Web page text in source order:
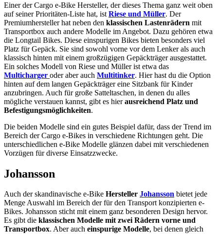
Einer der Cargo e-Bike Hersteller, der dieses Thema ganz weit oben
auf seiner Prioritäten-Liste hat, ist Riese und Müller. Der
Premiumhersteller hat neben den klassischen Lastenrädern mit
Transportbox auch andere Modelle im Angebot. Dazu gehören etwa
die Longtail Bikes. Diese einspurigen Bikes bieten besonders viel
Platz für Gepäck. Sie sind sowohl vorne vor dem Lenker als auch
klassisch hinten mit einem großzügigen Gepäckträger ausgestattet.
Ein solches Modell von Riese und Müller ist etwa das
Multicharger oder aber auch Multitinker. Hier hast du die Option
hinten auf dem langen Gepäckträger eine Sitzbank für Kinder
anzubringen. Auch für große Satteltaschen, in denen du alles
mögliche verstauen kannst, gibt es hierausreichend Platz und
Befestigungsmöglichkeiten.
Die beiden Modelle sind ein gutes Beispiel dafür, dass der Trend im
Bereich der Cargo e-Bikes in verschiedene Richtungen geht. Die
unterschiedlichen e-Bike Modelle glänzen dabei mit verschiedenen
Vorzügen für diverse Einsatzzwecke.
Johansson
Auch der skandinavische e-Bike Hersteller Johansson bietet jede
Menge Auswahl im Bereich der für den Transport konzipierten e-
Bikes. Johansson sticht mit einem ganz besonderen Design hervor.
Es gibt die klassischen Modelle mit zwei Rädern vorne und
Transportbox. Aber auch einspurige Modelle, bei denen gleich